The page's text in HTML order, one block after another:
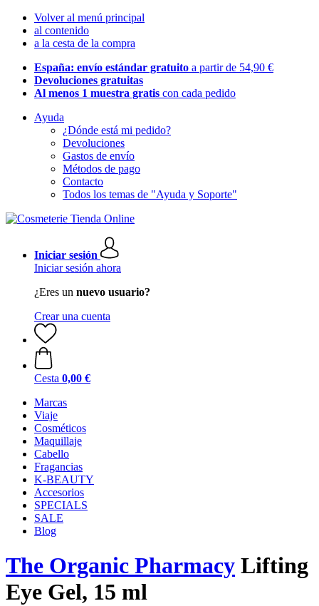
Volver al menú principal
al contenido
a la cesta de la compra
España: envío estándar gratuito a partir de 54,90 €
Devoluciones gratuitas
Al menos 1 muestra gratis con cada pedido
Ayuda
¿Dónde está mi pedido?
Devoluciones
Gastos de envío
Métodos de pago
Contacto
Todos los temas de "Ayuda y Soporte"
Iniciar sesión
Iniciar sesión ahora
¿Eres un nuevo usuario?
Crear una cuenta
Cesta 0,00 €
Marcas
Viaje
Cosméticos
Maquillaje
Cabello
Fragancias
K-BEAUTY
Accesorios
SPECIALS
SALE
Blog
The Organic Pharmacy Lifting
Eye Gel, 15 ml